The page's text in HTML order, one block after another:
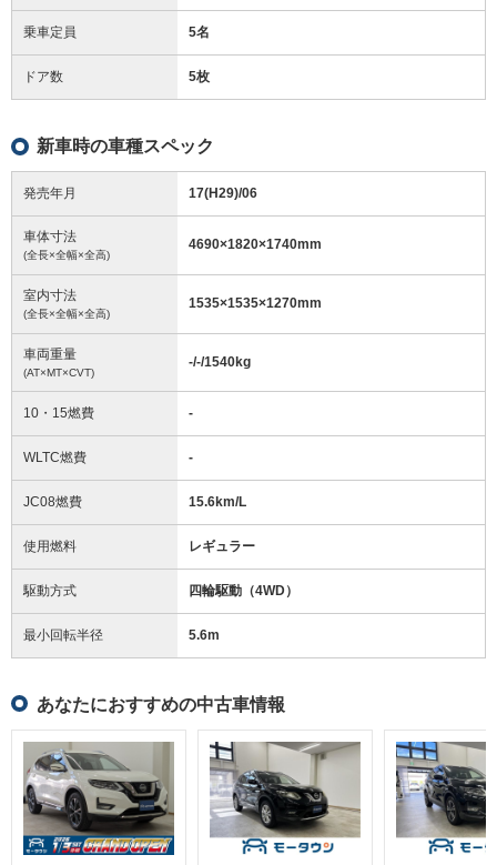
乗車定員 5名
ドア数 5枚
新車時の車種スペック
発売年月 17(H29)/06
車体寸法
(全長×全幅×全高)
4690×1820×1740mm
室内寸法
(全長×全幅×全高)
1535×1535×1270mm
車両重量
(AT×MT×CVT)
-/-/1540kg
10・15燃費 -
WLTC燃費 -
JC08燃費 15.6km/L
使用燃料 レギュラー
駆動方式 四輪駆動（4WD）
最小回転半径 5.6m
あなたにおすすめの中古車情報